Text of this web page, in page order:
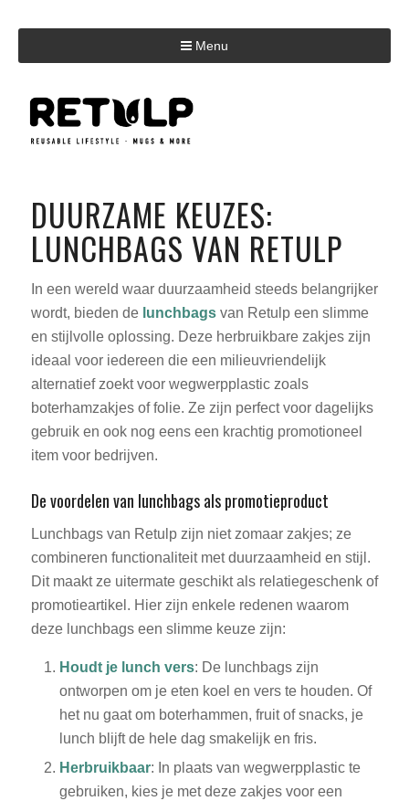
Menu
DUURZAME KEUZES:
LUNCHBAGS VAN RETULP
In een wereld waar duurzaamheid steeds belangrijker
wordt, bieden de lunchbags van Retulp een slimme
en stijlvolle oplossing. Deze herbruikbare zakjes zijn
ideaal voor iedereen die een milieuvriendelijk
alternatief zoekt voor wegwerpplastic zoals
boterhamzakjes of folie. Ze zijn perfect voor dagelijks
gebruik en ook nog eens een krachtig promotioneel
item voor bedrijven.
De voordelen van lunchbags als promotieproduct
Lunchbags van Retulp zijn niet zomaar zakjes; ze
combineren functionaliteit met duurzaamheid en stijl.
Dit maakt ze uitermate geschikt als relatiegeschenk of
promotieartikel. Hier zijn enkele redenen waarom
deze lunchbags een slimme keuze zijn:
Houdt je lunch vers: De lunchbags zijn
ontworpen om je eten koel en vers te houden. Of
het nu gaat om boterhammen, fruit of snacks, je
lunch blijft de hele dag smakelijk en fris.
Herbruikbaar: In plaats van wegwerpplastic te
gebruiken, kies je met deze zakjes voor een